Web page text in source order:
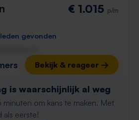
€ 1.015 p/m
gevonden
Bekijk & reageer →
is waarschijnlijk al weg
minuten om kans te maken. Met
als eerste!